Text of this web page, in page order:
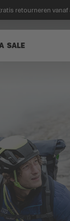
retourneren
SALE